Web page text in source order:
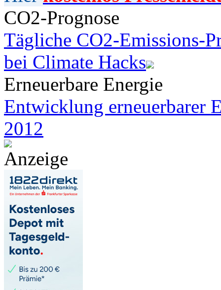
CO2-Prognose
Tägliche CO2-Emissions-
bei Climate Hacks
Erneuerbare Energie
Entwicklung erneuerbarer
2012
Anzeige